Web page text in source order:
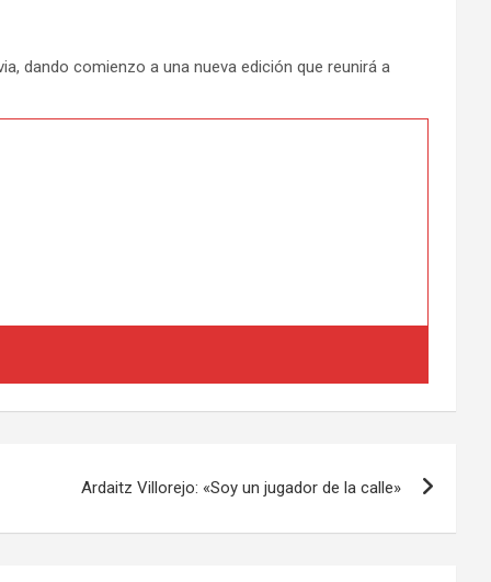
dando comienzo a una nueva edición que reunirá a
Ardaitz Villorejo: «Soy un jugador de la calle»